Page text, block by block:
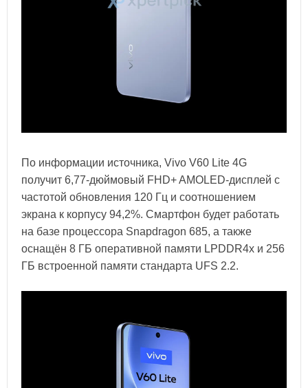
По информации источника, Vivo V60 Lite 4G
получит 6,77-дюймовый FHD+ AMOLED-дисплей с
частотой обновления 120 Гц и соотношением
экрана к корпусу 94,2%. Смартфон будет работать
на базе процессора Snapdragon 685, а также
оснащён 8 ГБ оперативной памяти LPDDR4x и 256
ГБ встроенной памяти стандарта UFS 2.2.